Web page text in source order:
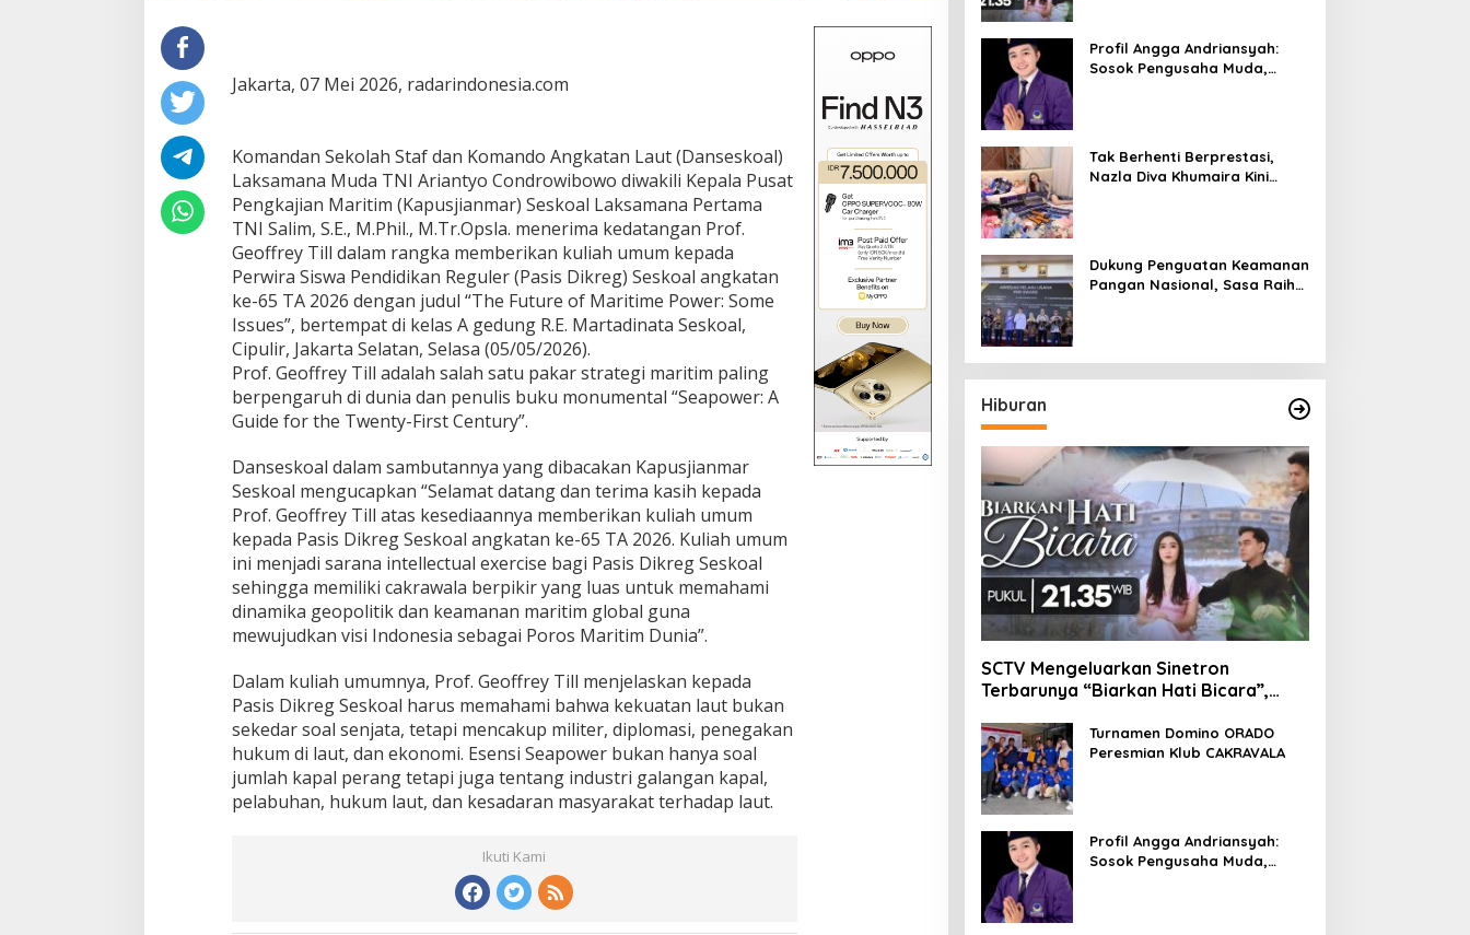
Jakarta, 07 Mei 2026, radarindonesia.com
Komandan Sekolah Staf dan Komando Angkatan Laut (Danseskoal)
Laksamana Muda TNI Ariantyo Condrowibowo diwakili Kepala Pusat
Pengkajian Maritim (Kapusjianmar) Seskoal Laksamana Pertama
TNI Salim, S.E., M.Phil., M.Tr.Opsla. menerima kedatangan Prof.
Geoffrey Till dalam rangka memberikan kuliah umum kepada
Perwira Siswa Pendidikan Reguler (Pasis Dikreg) Seskoal angkatan
ke-65 TA 2026 dengan judul “The Future of Maritime Power: Some
Issues”, bertempat di kelas A gedung R.E. Martadinata Seskoal,
Cipulir, Jakarta Selatan, Selasa (05/05/2026).
Prof. Geoffrey Till adalah salah satu pakar strategi maritim paling
berpengaruh di dunia dan penulis buku monumental “Seapower: A
Guide for the Twenty-First Century”.
Danseskoal dalam sambutannya yang dibacakan Kapusjianmar
Seskoal mengucapkan “Selamat datang dan terima kasih kepada
Prof. Geoffrey Till atas kesediaannya memberikan kuliah umum
kepada Pasis Dikreg Seskoal angkatan ke-65 TA 2026. Kuliah umum
ini menjadi sarana intellectual exercise bagi Pasis Dikreg Seskoal
sehingga memiliki cakrawala berpikir yang luas untuk memahami
dinamika geopolitik dan keamanan maritim global guna
mewujudkan visi Indonesia sebagai Poros Maritim Dunia”.
Dalam kuliah umumnya, Prof. Geoffrey Till menjelaskan kepada
Pasis Dikreg Seskoal harus memahami bahwa kekuatan laut bukan
sekedar soal senjata, tetapi mencakup militer, diplomasi, penegakan
hukum di laut, dan ekonomi. Esensi Seapower bukan hanya soal
jumlah kapal perang tetapi juga tentang industri galangan kapal,
pelabuhan, hukum laut, dan kesadaran masyarakat terhadap laut.
Ikuti Kami
Profil Angga Andriansyah:
Sosok Pengusaha Muda,
Tak Berhenti Berprestasi,
Nazla Diva Khumaira Kini
Dukung Penguatan Keamanan
Pangan Nasional, Sasa Raih
Hiburan
SCTV Mengeluarkan Sinetron
Terbarunya “Biarkan Hati Bicara”,
Azof, Rendi JohnTurnamen Domino ORADO
Peresmian Klub CAKRAVALA
Profil Angga Andriansyah:
Sosok Pengusaha Muda,